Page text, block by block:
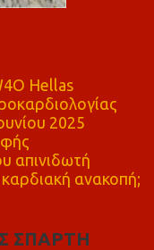
Hellas
2025
απινιδωτή
ανακοπή;
ΣΠΑΡΤΗ